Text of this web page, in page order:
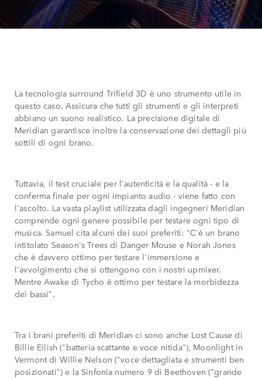
La tecnologia surround Trifield 3D è uno strumento utile in
questo caso. Assicura che tutti gli strumenti e gli interpreti
abbiano un suono realistico. La precisione digitale di
Meridian garantisce inoltre la conservazione dei dettagli più
sottili di ogni brano.
Tuttavia, il test cruciale per l'autenticità e la qualità - e la
conferma finale per ogni impianto audio - viene fatto con
l'ascolto. La vasta playlist utilizzata dagli ingegneri Meridian
comprende ogni genere possibile per testare ogni tipo di
musica. Samuel cita alcuni dei suoi preferiti: "C'è un brano
intitolato Season's Trees di Danger Mouse e Norah Jones
che è davvero ottimo per testare l'immersione e
l'avvolgimento che si ottengono con i nostri upmixer.
Mentre Awake di Tycho è ottimo per testare la morbidezza
dei bassi".
Tra i brani preferiti di Meridian ci sono anche Lost Cause di
Billie Eilish ("batteria scattante e voce nitida"), Moonlight in
Vermont di Willie Nelson ("voce dettagliata e strumenti ben
posizionati") e la Sinfonia numero 9 di Beethoven ("grande